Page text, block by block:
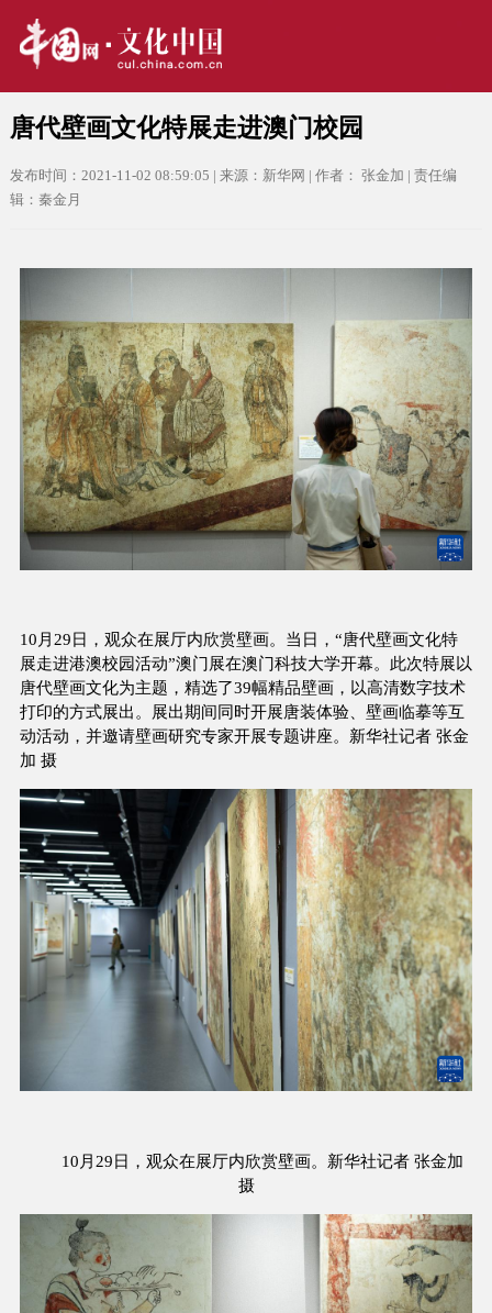
唐代壁画文化特展走进澳门校园
发布时间：2021-11-02 08:59:05 | 来源：新华网 | 作者： 张金加 | 责任编
辑：秦金月
10月29日，观众在展厅内欣赏壁画。当日，“唐代壁画文化特
展走进港澳校园活动”澳门展在澳门科技大学开幕。此次特展以
唐代壁画文化为主题，精选了39幅精品壁画，以高清数字技术
打印的方式展出。展出期间同时开展唐装体验、壁画临摹等互
动活动，并邀请壁画研究专家开展专题讲座。新华社记者 张金
加 摄
10月29日，观众在展厅内欣赏壁画。新华社记者 张金加
摄